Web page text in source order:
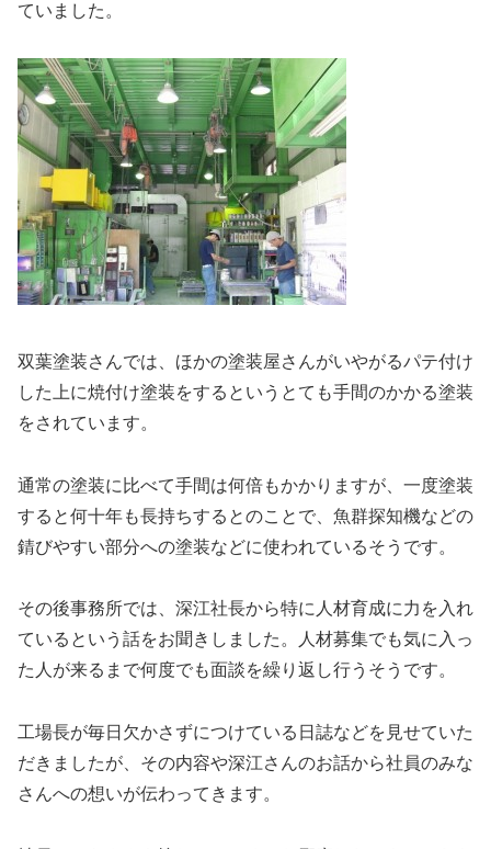
ていました。
双葉塗装さんでは、ほかの塗装屋さんがいやがるパテ付け
した上に焼付け塗装をするというとても手間のかかる塗装
をされています。
通常の塗装に比べて手間は何倍もかかりますが、一度塗装
すると何十年も長持ちするとのことで、魚群探知機などの
錆びやすい部分への塗装などに使われているそうです。
その後事務所では、深江社長から特に人材育成に力を入れ
ているという話をお聞きしました。人材募集でも気に入っ
た人が来るまで何度でも面談を繰り返し行うそうです。
工場長が毎日欠かさずにつけている日誌などを見せていた
だきましたが、その内容や深江さんのお話から社員のみな
さんへの想いが伝わってきます。